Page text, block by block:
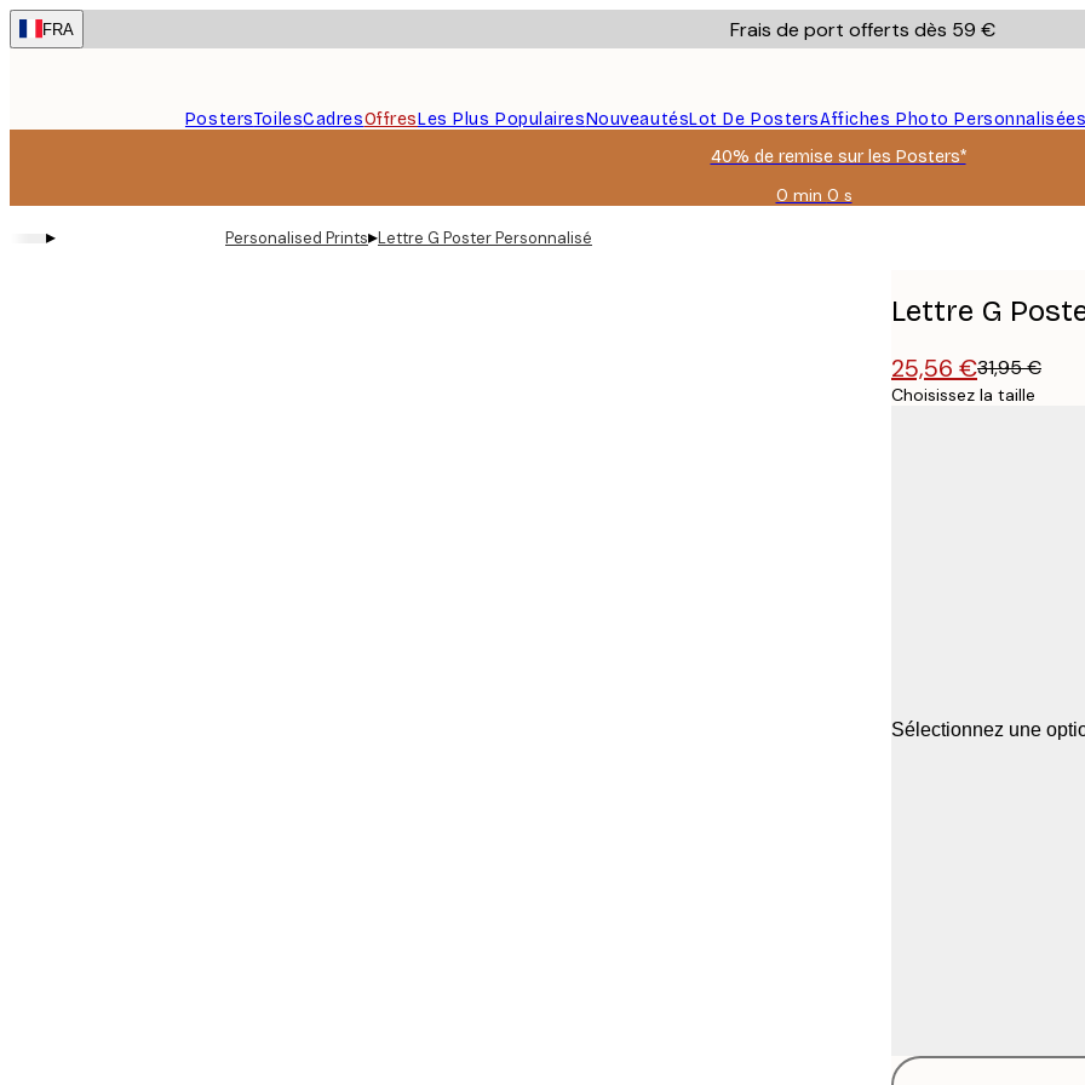
Skip
to
FRA Frais de port offerts dès 59 €
PostersToilesCadresOffresLes Plus PopulairesNouveautésLot De PostersAffiches Photo
40% de remise sur les Posters*
0 min 0 s
Valable
▸ Personalised Prints▸Lettre G Poster Personnalisé
Lettre G
25,56 €31,95 €
Choisissez la taille
Sélectionnez une